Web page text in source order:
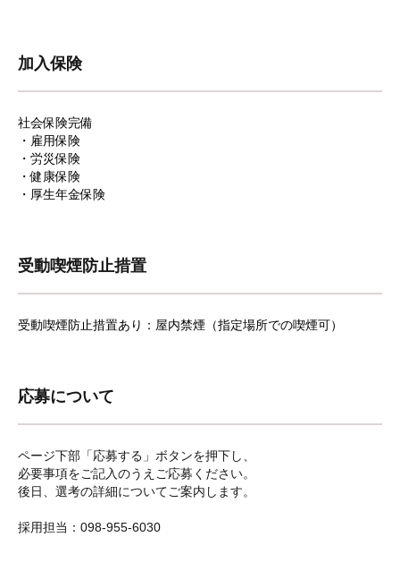
加入保険
社会保険完備
・雇用保険
・労災保険
・健康保険
・厚生年金保険
受動喫煙防止措置
受動喫煙防止措置あり：屋内禁煙（指定場所での喫煙可）
応募について
ページ下部「応募する」ボタンを押下し、
必要事項をご記入のうえご応募ください。
後日、選考の詳細についてご案内します。
採用担当：098-955-6030